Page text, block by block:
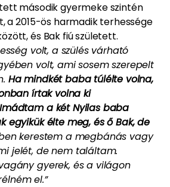
második gyermeke szintén
a 2015-ös harmadik terhessége
és Bak fiú született.
volt, a szülés várható
volt, ami sosem szerepelt
Ha mindkét baba túlélte volna,
írtak volna ki
a két Nyilas baba
egyikük élte meg, és ő Bak, de
kerestem a megbánás vagy
jelét, de nem találtam.
gyerek, és a világon
el.”